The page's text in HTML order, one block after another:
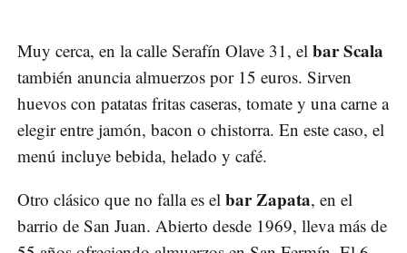
Muy cerca, en la calle Serafín Olave 31, el bar Scala
también anuncia almuerzos por 15 euros. Sirven
huevos con patatas fritas caseras, tomate y una carne a
elegir entre jamón, bacon o chistorra. En este caso, el
menú incluye bebida, helado y café.
Otro clásico que no falla es el bar Zapata, en el
barrio de San Juan. Abierto desde 1969, lleva más de